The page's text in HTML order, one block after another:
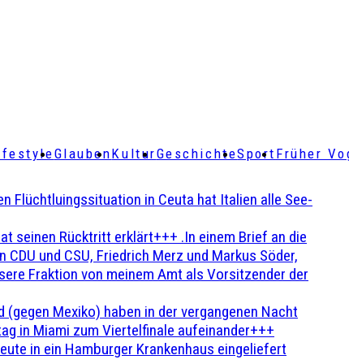
GlaubenKulturGeschichteSport Früher
Flüchtluingssituation in Ceuta hat Italien alle See-
seinen Rücktritt erklärt+++ .In einem Brief an die
und CSU, Friedrich Merz und Markus Söder,
Fraktion von meinem Amt als Vorsitzender der
Mexiko) haben in der vergangenen Nacht
in Miami zum Viertelfinale aufeinander+++
in ein Hamburger Krankenhaus eingeliefert